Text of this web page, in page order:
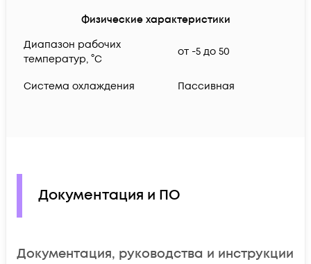
Физические характеристики
Диапазон рабочих
температур, °C
от -5 до 50
Система охлаждения Пассивная
Документация и ПО
Документация, руководства и инструкции